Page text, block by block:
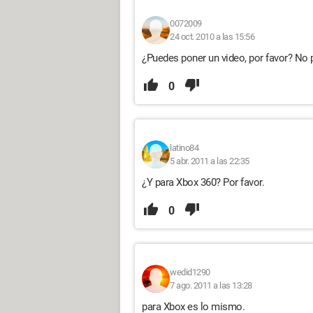
0072009
24 oct. 2010 a las 15:56
¿Puedes poner un video, por favor? No
0
latino84
5 abr. 2011 a las 22:35
¿Y para Xbox 360? Por favor.
0
wedid1290
7 ago. 2011 a las 13:28
para Xbox es lo mismo.